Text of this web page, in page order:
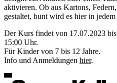
aktivieren. Ob aus Kartons,
gestaltet, bunt wird es hier in
Der Kurs findet von 17.07.2023
15:00 Uhr.
Für Kinder von 7 bis 12 Jahre.
Info und Anmeldungen hier.